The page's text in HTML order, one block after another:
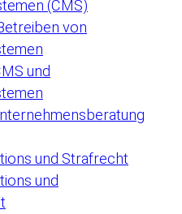
(CMS)
von
und
und Strafrecht
und